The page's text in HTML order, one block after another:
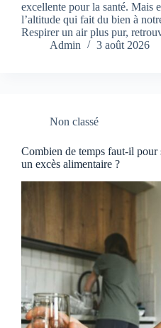
excellente pour la santé. Mais
l’altitude qui fait du bien à
Respirer un air plus pur,
Admin
3 août 2026
Non classé
Combien de temps faut-il pour
un excès alimentaire ?